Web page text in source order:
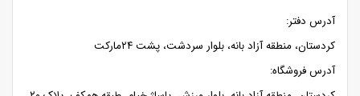
آدرس دفتر:
کردستان، منطقه آزاد بانه، بلوار سردشت، پشت ۲۴مارکت
آدرس فروشگاه: